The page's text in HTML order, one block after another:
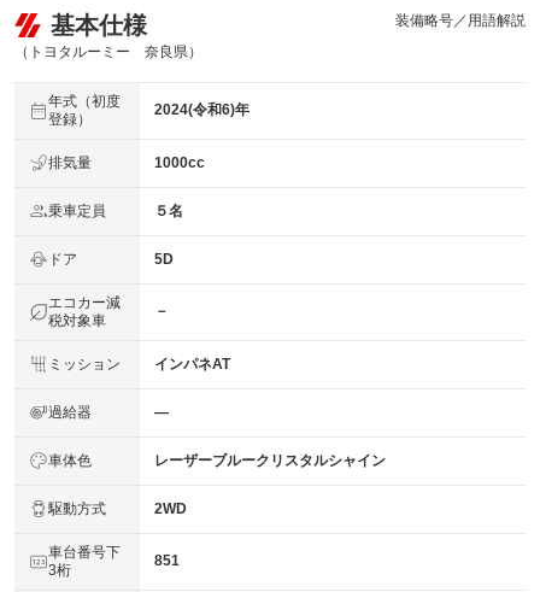
基本仕様
（トヨタルーミー 奈良県）
装備略号／用語解説
年式（初度
登録）
2024(令和6)年
排気量 1000cc
乗車定員 ５名
ドア 5D
エコカー減
税対象車
－
ミッション インパネAT
過給器 ―
車体色 レーザーブルークリスタルシャイン
駆動方式 2WD
車台番号下
3桁
851